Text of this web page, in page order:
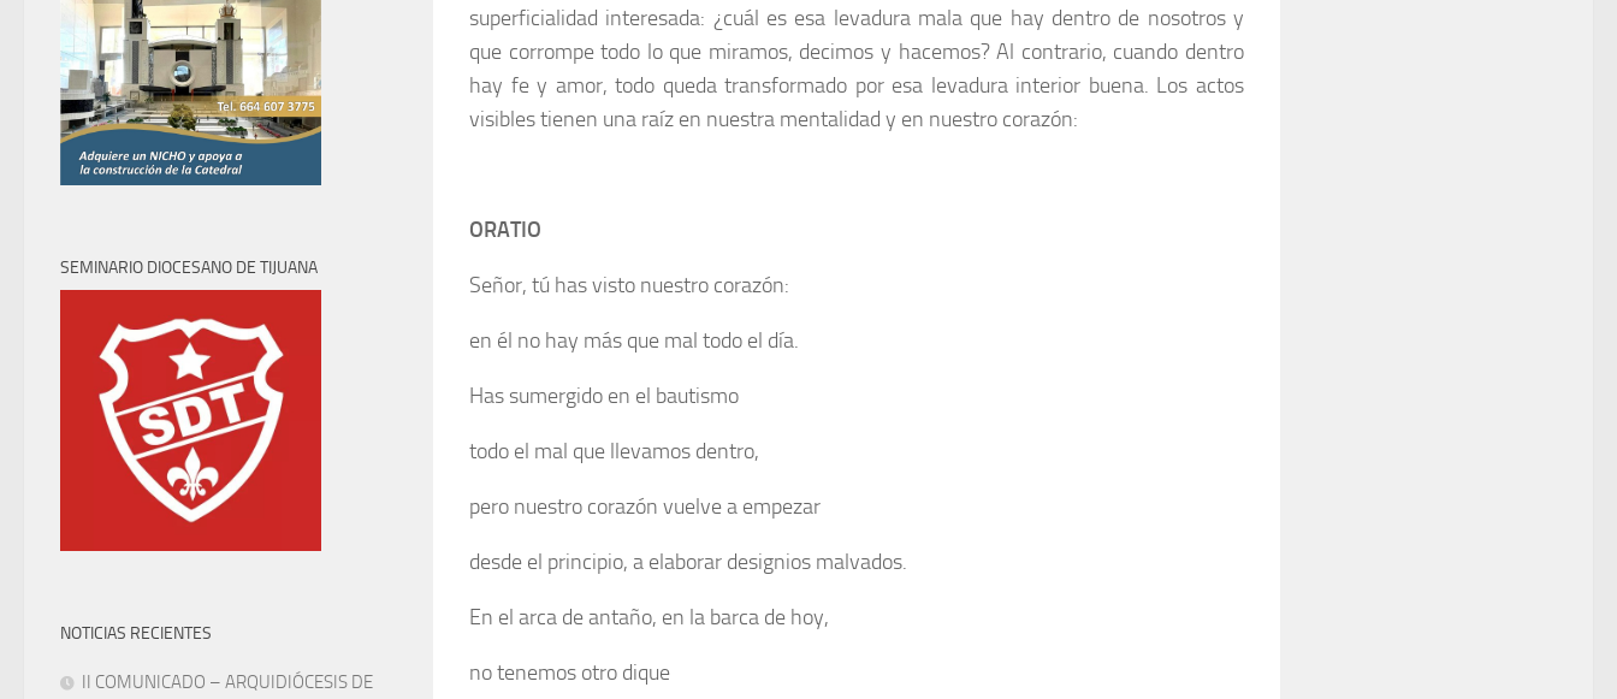
superficialidad interesada: ¿cuál es esa levadura mala que hay dentro de nosotros y
que corrompe todo lo que miramos, decimos y hacemos? Al contrario, cuando dentro
hay fe y amor, todo queda transformado por esa levadura interior buena. Los actos
visibles tienen una raíz en nuestra mentalidad y en nuestro corazón:
ORATIO
Señor, tú has visto nuestro corazón:
en él no hay más que mal todo el día.
Has sumergido en el bautismo
todo el mal que llevamos dentro,
pero nuestro corazón vuelve a empezar
desde el principio, a elaborar designios malvados.
En el arca de antaño, en la barca de hoy,
no tenemos otro dique
SEMINARIO DIOCESANO DE TIJUANA
NOTICIAS RECIENTES
II COMUNICADO – ARQUIDIÓCESIS DE